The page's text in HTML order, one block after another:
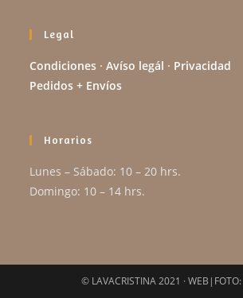
Legal
Condiciones ·Avíso legál · Privacidad
Pedidos + Envíos
Horarios
Lunes – Sábado: 10 – 20 hrs.
Domingo: 10 – 14 hrs.
© LAVACRISTINA 2021 ·